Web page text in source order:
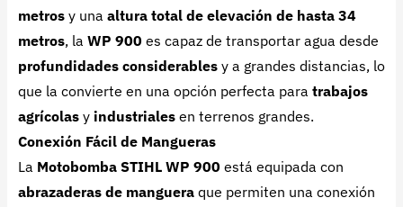
metros y una altura total de elevación de hasta 34
metros, la WP 900 es capaz de transportar agua desde
profundidades considerables y a grandes distancias, lo
que la convierte en una opción perfecta para trabajos
agrícolas y industriales en terrenos grandes.
Conexión Fácil de Mangueras
La Motobomba STIHL WP 900 está equipada con
abrazaderas de manguera que permiten una conexión